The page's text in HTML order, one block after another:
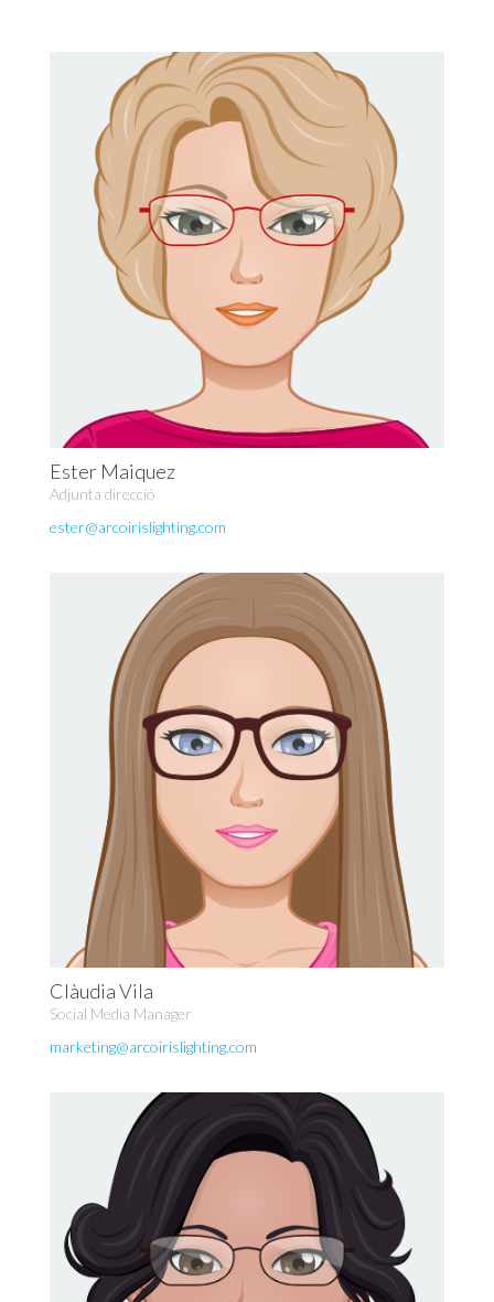
Ester Maiquez
Adjunta direcció
ester@arcoirislighting.com
Clàudia Vila
Social Media Manager
marketing@arcoirislighting.com